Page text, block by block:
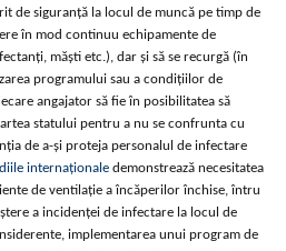
de siguranță la locul de muncă pe timp de
în mod continuu echipamente de
măști etc.), dar și să se recurgă (în
programului sau a condițiilor de
angajator să fie în posibilitatea să
statului pentru a nu se confrunta cu
de a-și proteja personalul de infectare
internaționaledemonstrează necesitatea
de ventilație a încăperilor închise, întru
a incidenței de infectare la locul de
implementarea unui program de